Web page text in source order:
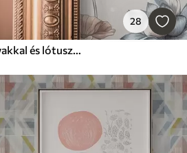
28
Falvédő Összetétel darvakkal és lótuszokkal pasztell színekben